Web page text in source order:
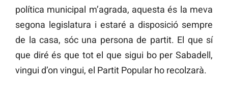
política municipal m’agrada, aquesta és la meva
segona legislatura i estaré a disposició sempre
de la casa, sóc una persona de partit. El que sí
que diré és que tot el que sigui bo per Sabadell,
vingui d’on vingui, el Partit Popular ho recolzarà.